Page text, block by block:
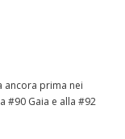
ancora prima nei
#90 Gaia e alla #92